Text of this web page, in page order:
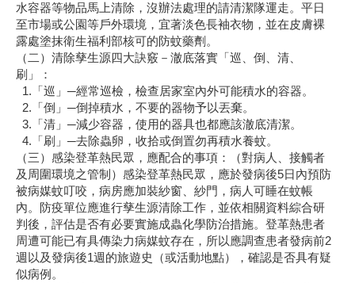
水容器等物品馬上清除，沒辦法處理的請清潔隊運走。平日
至市場或公園等戶外環境，宜著淡色長袖衣物，並在皮膚裸
露處塗抹衛生福利部核可的防蚊藥劑。
（二）清除孳生源四大訣竅－澈底落實「巡、倒、清、
刷」：
1.「巡」─經常巡檢，檢查居家室內外可能積水的容器。
2.「倒」─倒掉積水，不要的器物予以丟棄。
3.「清」─減少容器，使用的器具也都應該澈底清潔。
4.「刷」─去除蟲卵，收拾或倒置勿再積水養蚊。
（三）感染登革熱民眾，應配合的事項：（對病人、接觸者
及周圍環境之管制）感染登革熱民眾，應於發病後5日內預防
被病媒蚊叮咬，病房應加裝紗窗、紗門，病人可睡在蚊帳
內。防疫單位應進行孳生源清除工作，並依相關資料綜合研
判後，評估是否有必要實施成蟲化學防治措施。登革熱患者
周遭可能已有具傳染力病媒蚊存在，所以應調查患者發病前2
週以及發病後1週的旅遊史（或活動地點），確認是否具有疑
似病例。